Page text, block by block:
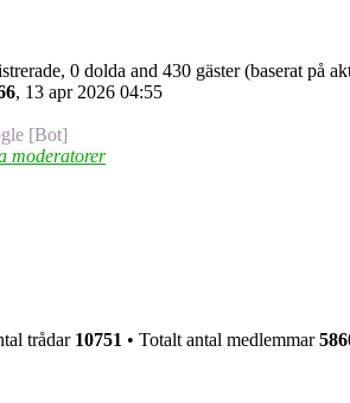
0 dolda and 430 gäster (baserat på
, 13 apr 2026 04:55
[Bot]
moderatorer
trådar 10751 • Totalt antal medlemmar